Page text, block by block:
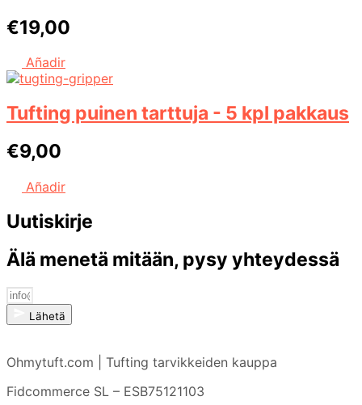
€19,00
Añadir
Tufting puinen tarttuja - 5 kpl pakkaus
€9,00
Añadir
Uutiskirje
Älä menetä mitään, pysy yhteydessä
Lähetä
Ohmytuft.com | Tufting tarvikkeiden kauppa
Fidcommerce SL – ESB75121103